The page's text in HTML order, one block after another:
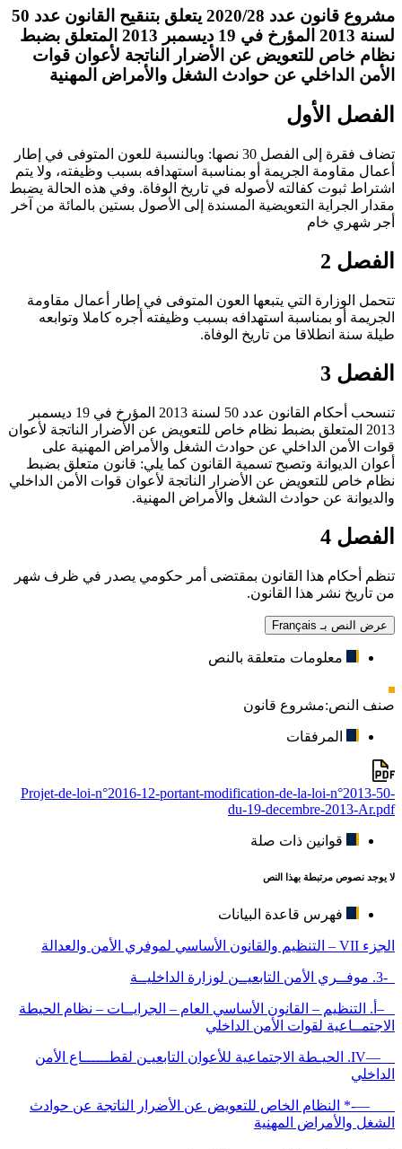
مشروع قانون عدد 2020/28 يتعلق بتنقيح القانون عدد 50
لسنة 2013 المؤرخ في 19 ديسمبر 2013 المتعلق بضبط
نظام خاص للتعويض عن الأضرار الناتجة لأعوان قوات
الأمن الداخلي عن حوادث الشغل والأمراض المهنية
الفصل الأول
تضاف فقرة إلى الفصل 30 نصها: وبالنسبة للعون المتوفى في إطار
أعمال مقاومة الجريمة أو بمناسبة استهدافه بسبب وظيفته، ولا يتم
اشتراط ثبوت كفالته لأصوله في تاريخ الوفاة. وفي هذه الحالة يضبط
مقدار الجراية التعويضية المسندة إلى الأصول بستين بالمائة من آخر
أجر شهري خام
الفصل 2
تتحمل الوزارة التي يتبعها العون المتوفى في إطار أعمال مقاومة
الجريمة أو بمناسبة استهدافه بسبب وظيفته أجره كاملا وتوابعه
طيلة سنة انطلاقا من تاريخ الوفاة.
الفصل 3
تنسحب أحكام القانون عدد 50 لسنة 2013 المؤرخ في 19 ديسمبر
2013 المتعلق بضبط نظام خاص للتعويض عن الأضرار الناتجة لأعوان
قوات الأمن الداخلي عن حوادث الشغل والأمراض المهنية على
أعوان الديوانة وتصبح تسمية القانون كما يلي: قانون متعلق بضبط
نظام خاص للتعويض عن الأضرار الناتجة لأعوان قوات الأمن الداخلي
والديوانة عن حوادث الشغل والأمراض المهنية.
الفصل 4
تنظم أحكام هذا القانون بمقتضى أمر حكومي يصدر في ظرف شهر
من تاريخ نشر هذا القانون.
عرض النص بـ Français
معلومات متعلقة بالنص
صنف النص:مشروع قانون
المرفقات
Projet-de-loi-n°2016-12-portant-modification-de-la-loi-n°2013-50-
du-19-decembre-2013-Ar.pdf
قوانين ذات صلة
لا يوجد نصوص مرتبطة بهذا النص
فهرس قاعدة البيانات
الجزء VII – التنظيم والقانون الأساسي لموفري الأمن والعدالة
-3. موفــري الأمن التابعيــن لوزارة الداخليــة
–أ. التنظيم – القانون الأساسي العام – الجرايــات – نظام الحيطة
الاجتمــاعية لقوات الأمن الداخلي
—IV. الحيـطة الاجتماعية للأعوان التابعيـن لقطــــــاع الأمن
الداخلي
—-* النظام الخاص للتعويض عن الأضرار الناتجة عن حوادث
الشغل والأمراض المهنية